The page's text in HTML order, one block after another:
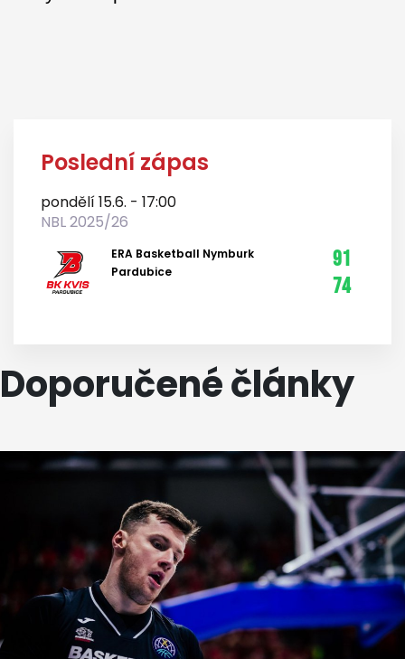
Poslední zápas
pondělí 15.6. - 17:00
NBL 2025/26
ERA Basketball Nymburk
Pardubice
91
74
Doporučené články